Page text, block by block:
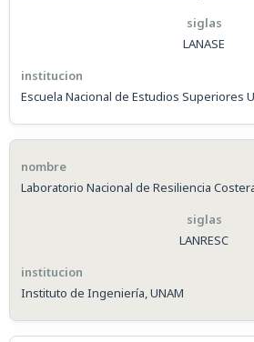
LANASE
Escuela Nacional de Estudios Superiores
Laboratorio Nacional de Resiliencia
LANRESC
Instituto de Ingeniería, UNAM